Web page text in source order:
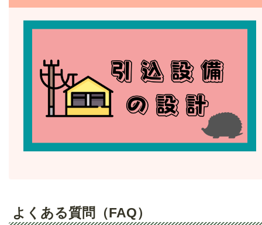
よくある質問（FAQ）